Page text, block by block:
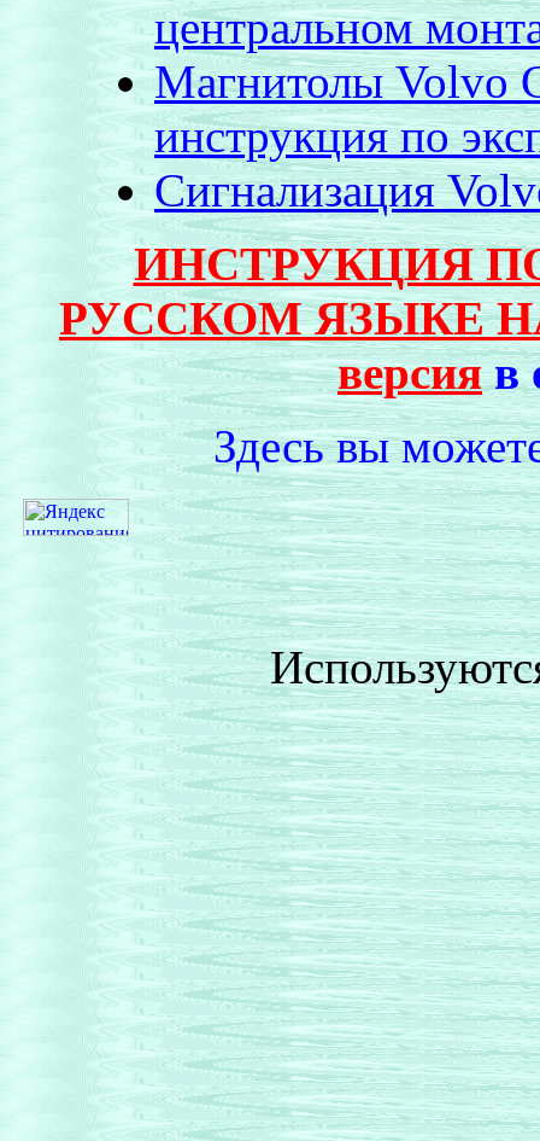
центральном
Магнитолы Volvo
инструкция по
Сигнализация
ИНСТРУКЦИЯ
РУССКОМ ЯЗЫКЕ
версия в
Здесь вы